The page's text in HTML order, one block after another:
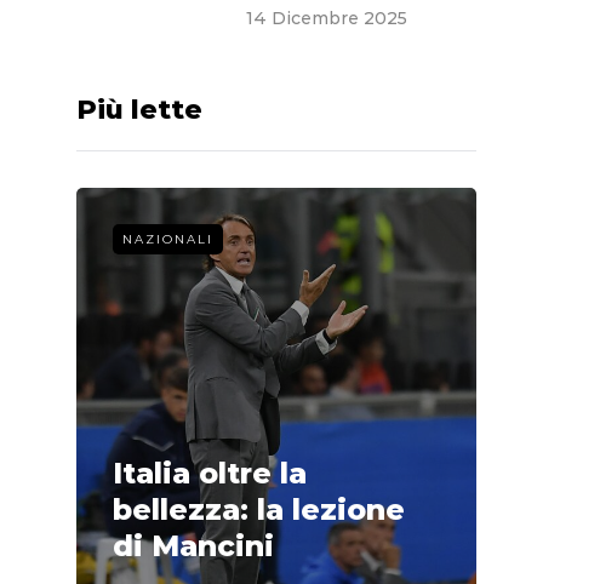
14 Dicembre 2025
Più lette
NAZIONALI
Italia oltre la
bellezza: la lezione
di Mancini